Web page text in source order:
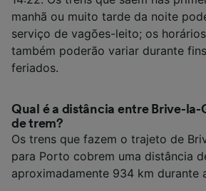
manhã ou muito tarde da noite
serviço de vagões-leito; os
também poderão variar durante
feriados.
Qual é a distância entre Brive-la-
de trem?
Os trens que fazem o trajeto de
para Porto cobrem uma distância
aproximadamente 934 km durante